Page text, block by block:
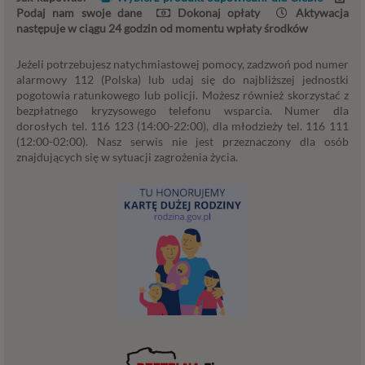
Podaj nam swoje dane
Dokonaj opłaty
Aktywacja
następuje w ciągu 24 godzin od momentu wpłaty środków
Jeżeli potrzebujesz natychmiastowej pomocy, zadzwoń pod numer
alarmowy 112 (Polska) lub udaj się do najbliższej jednostki
pogotowia ratunkowego lub policji. Możesz również skorzystać z
bezpłatnego kryzysowego telefonu wsparcia. Numer dla
dorosłych tel. 116 123 (14:00-22:00), dla młodzieży tel. 116 111
(12:00-02:00). Nasz serwis nie jest przeznaczony dla osób
znajdujących się w sytuacji zagrożenia życia.
podstaw prawnych dla przetwarzania danych, a w
przypadkach korzystania z naszych usług wystąpią, co do
Niezbędność przetwarzania do zawarcia lub
wykonania umowy, której jesteś stroną. Umowa to,
w naszym przypadku, regulamin serwisu i
informacje na stronach ofertowych danej usługi.
Jeśli zatem zawieramy z Tobą umowę o realizację
zakresie niezbędnym do realizacji tej umowy. W
przypadku, gdy zakładasz u nas konto, to umowa o
dostarczenie tego konta upoważnia nas do
przetwarzania danych niezbędnych do jego
zapewnienia (np. danych podanych przez Ciebie w
profilu tego konta). Bez tej możliwości nie bylibyśmy
w stanie zapewnić Ci usługi, a Ty nie mógłbyś z niej
z prawnie uzasadnionych interesów realizowanych